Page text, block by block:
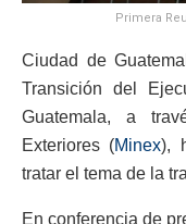
Primera
Ciudad de
Transición del
Guatemala, a
Exteriores (Minex),
tratar el tema de la
En conferencia de